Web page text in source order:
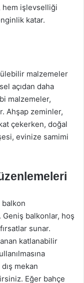
hem işlevselliği
katar.
malzemeler
açıdan daha
malzemeler,
Ahşap zeminler,
çekerken, doğal
evinize samimi
balkon
balkonlar, hoş
sunar.
katlanabilir
mekan
Eğer bahçe